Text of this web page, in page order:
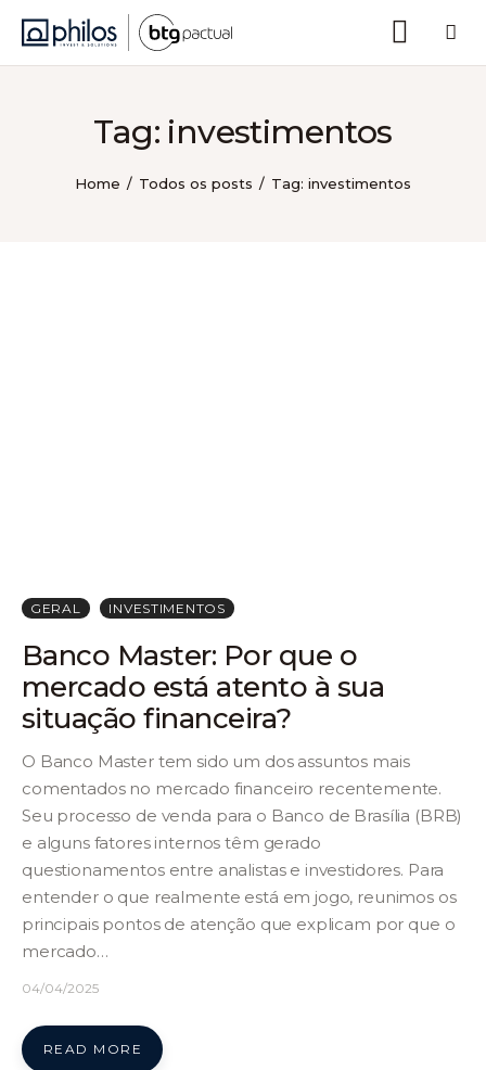
Tag: investimentos
Home Todos os posts Tag: investimentos
Philos Insights
GERAL INVESTIMENTOS
Banco Master: Por que o
mercado está atento à sua
situação financeira?
O Banco Master tem sido um dos assuntos mais
comentados no mercado financeiro recentemente.
Seu processo de venda para o Banco de Brasília (BRB)
e alguns fatores internos têm gerado
questionamentos entre analistas e investidores. Para
entender o que realmente está em jogo, reunimos os
principais pontos de atenção que explicam por que o
mercado…
04/04/2025
READ MORE